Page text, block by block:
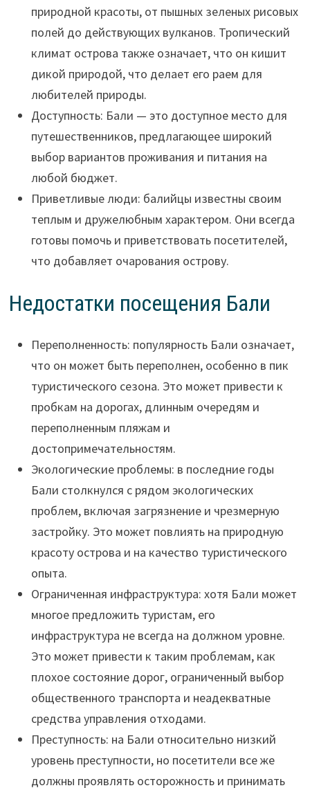
природной красоты, от пышных зеленых рисовых
полей до действующих вулканов. Тропический
климат острова также означает, что он кишит
дикой природой, что делает его раем для
любителей природы.
Доступность: Бали — это доступное место для
путешественников, предлагающее широкий
выбор вариантов проживания и питания на
любой бюджет.
Приветливые люди: балийцы известны своим
теплым и дружелюбным характером. Они всегда
готовы помочь и приветствовать посетителей,
что добавляет очарования острову.
Недостатки посещения Бали
Переполненность: популярность Бали означает,
что он может быть переполнен, особенно в пик
туристического сезона. Это может привести к
пробкам на дорогах, длинным очередям и
переполненным пляжам и
достопримечательностям.
Экологические проблемы: в последние годы
Бали столкнулся с рядом экологических
проблем, включая загрязнение и чрезмерную
застройку. Это может повлиять на природную
красоту острова и на качество туристического
опыта.
Ограниченная инфраструктура: хотя Бали может
многое предложить туристам, его
инфраструктура не всегда на должном уровне.
Это может привести к таким проблемам, как
плохое состояние дорог, ограниченный выбор
общественного транспорта и неадекватные
средства управления отходами.
Преступность: на Бали относительно низкий
уровень преступности, но посетители все же
должны проявлять осторожность и принимать